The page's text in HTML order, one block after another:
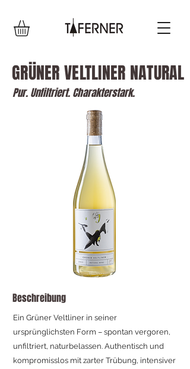
GRÜNER VELTLINER NATURAL
Pur. Unfiltriert. Charakterstark.
Beschreibung
Ein Grüner Veltliner in seiner
ursprünglichsten Form – spontan vergoren,
unfiltriert, naturbelassen. Authentisch und
kompromisslos mit zarter Trübung, intensiver